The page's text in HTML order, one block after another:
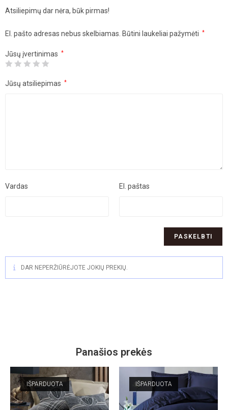
Atsiliepimų dar nėra, būk pirmas!
El. pašto adresas nebus skelbiamas. Būtini laukeliai pažymėti *
Jūsų įvertinimas *
Jūsų atsiliepimas *
Vardas El. paštas
DAR NEPERŽIŪRĖJOTE JOKIŲ PREKIŲ.
Panašios prekės
IŠPARDUOTA IŠPARDUOTA